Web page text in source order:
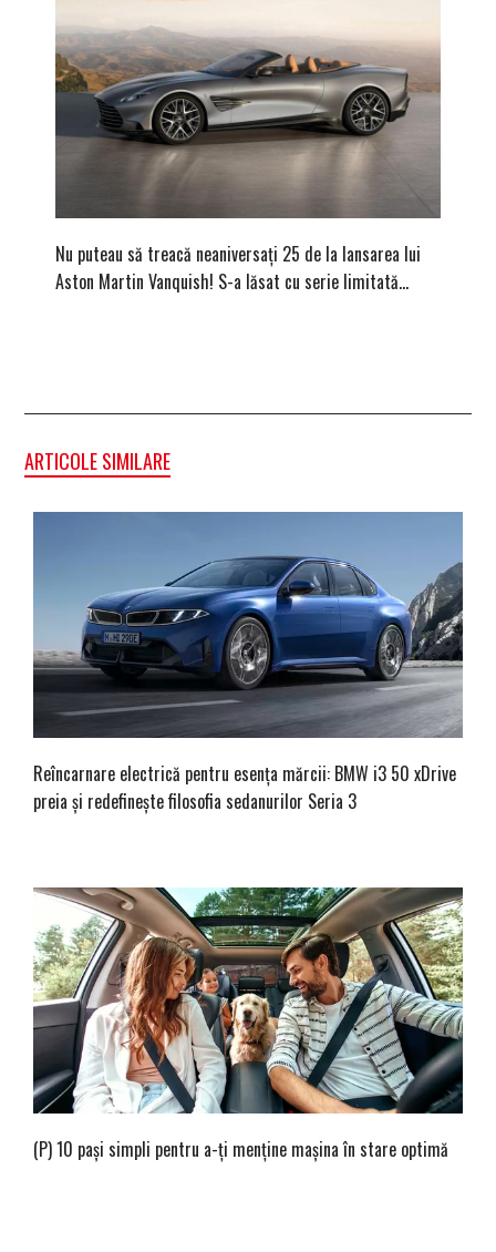
Nu puteau să treacă neaniversați 25 de la lansarea lui
Aston Martin Vanquish! S-a lăsat cu serie limitată…
ARTICOLE SIMILARE
Reîncarnare electrică pentru esența mărcii: BMW i3 50 xDrive
preia și redefinește filosofia sedanurilor Seria 3
(P) 10 pași simpli pentru a-ți menține mașina în stare optimă